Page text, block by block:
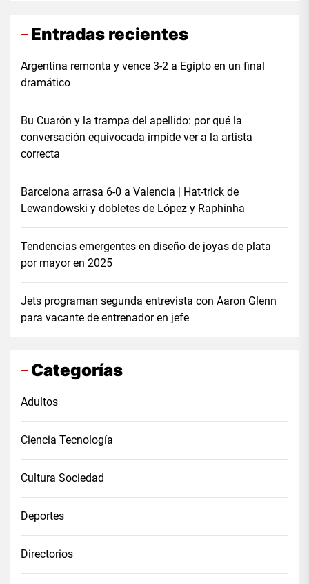
Entradas recientes
Argentina remonta y vence 3-2 a Egipto en un final
dramático
Bu Cuarón y la trampa del apellido: por qué la
conversación equivocada impide ver a la artista
correcta
Barcelona arrasa 6-0 a Valencia | Hat-trick de
Lewandowski y dobletes de López y Raphinha
Tendencias emergentes en diseño de joyas de plata
por mayor en 2025
Jets programan segunda entrevista con Aaron Glenn
para vacante de entrenador en jefe
Categorías
Adultos
Ciencia Tecnología
Cultura Sociedad
Deportes
Directorios